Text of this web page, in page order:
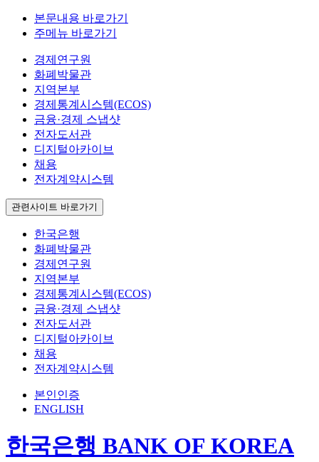
본문내용 바로가기
주메뉴 바로가기
경제연구원
화폐박물관
지역본부
경제통계시스템(ECOS)
금융·경제 스냅샷
전자도서관
디지털아카이브
채용
전자계약시스템
관련사이트 바로가기
한국은행
화폐박물관
경제연구원
지역본부
경제통계시스템(ECOS)
금융·경제 스냅샷
전자도서관
디지털아카이브
채용
전자계약시스템
본인인증
ENGLISH
한국은행 BANK OF KOREA